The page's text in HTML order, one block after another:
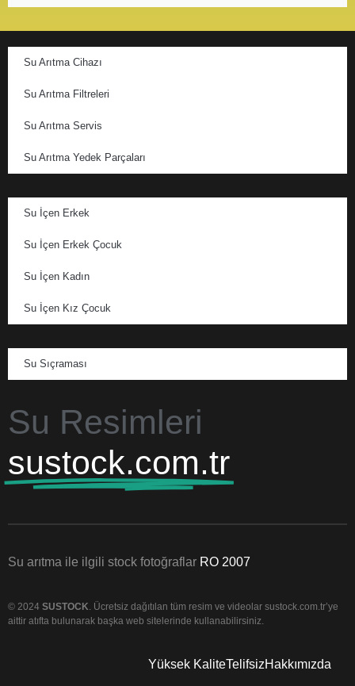
Su Arıtma Cihazı
Su Arıtma Filtreleri
Su Arıtma Servis
Su Arıtma Yedek Parçaları
Su İçen Erkek
Su İçen Erkek Çocuk
Su İçen Kadın
Su İçen Kız Çocuk
Su Sıçraması
Su Resimleri
sustock.com.tr
Su arıtma ile ilgili stock fotoğraflar RO 2007
© 2024 SUSTOCK. Ücretsiz dağıtılan tüm resim ve videolar sustock.com.tr’ye
aittir atıfta bulunarak başka web sitelerinde kullanabilirsiniz.
Yüksek KaliteTelifsizHakkımızda